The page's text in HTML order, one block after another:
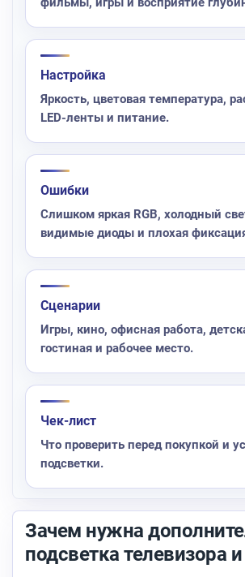
Настройка
Яркость, цветовая температура,
LED-ленты и питание.
Ошибки
Слишком яркая RGB, холодный
видимые диоды и плохая
Сценарии
Игры, кино, офисная работа,
гостиная и рабочее место.
Чек-лист
Что проверить перед покупкой и
подсветки.
Зачем нужна
подсветка телевизора